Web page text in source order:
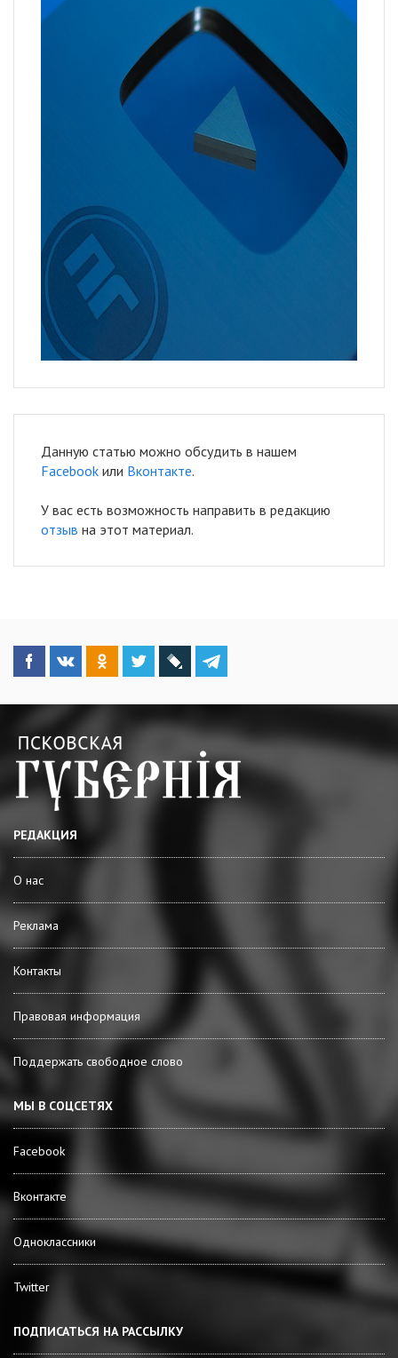
Данную статью можно обсудить в нашем
Facebook или Вконтакте.
У вас есть возможность направить в редакцию
отзыв на этот материал.
РЕДАКЦИЯ
О нас
Реклама
Контакты
Правовая информация
Поддержать свободное слово
МЫ В СОЦСЕТЯХ
Facebook
Вконтакте
Одноклассники
Twitter
ПОДПИСАТЬСЯ НА РАССЫЛКУ